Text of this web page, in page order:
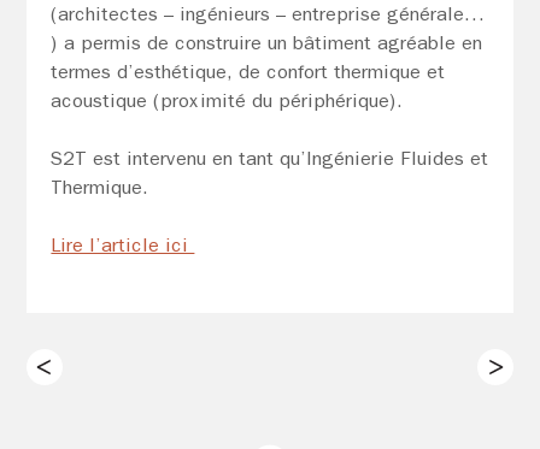
(architectes – ingénieurs – entreprise générale…
) a permis de construire un bâtiment agréable en
termes d’esthétique, de confort thermique et
acoustique (proximité du périphérique).
S2T est intervenu en tant qu’Ingénierie Fluides et
Thermique.
Lire l’article ici